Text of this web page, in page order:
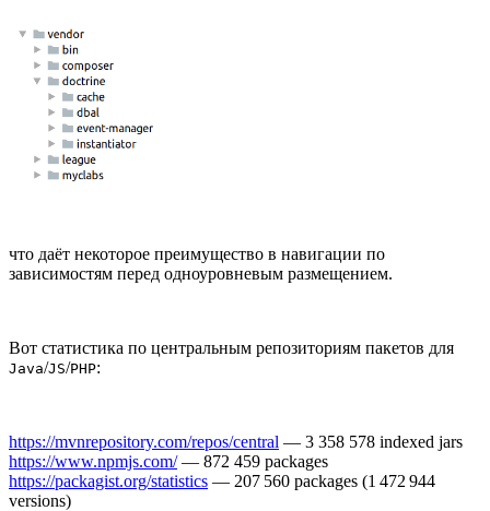
что даёт некоторое преимущество в навигации по
зависимостям перед одноуровневым размещением.
Вот статистика по центральным репозиториям пакетов для
Java/JS/PHP:
https://mvnrepository.com/repos/central — 3 358 578 indexed jars
https://www.npmjs.com/— 872 459 packages
https://packagist.org/statistics — 207 560 packages (1 472 944
versions)